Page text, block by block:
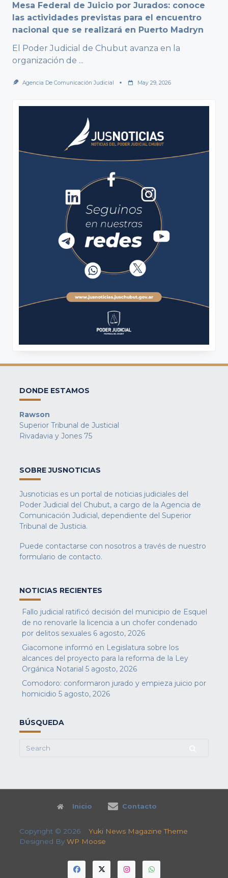
Mesa Federal de Juicio por Jurados: conoce
las actividades previstas para el encuentro
nacional que se realizará en Puerto Madryn
El Poder Judicial de Chubut avanza en la
organización de ...
Agencia De Comunicación Judicial May 29, 2026
DONDE ESTAMOS
Rawson
Superior Tribunal de Justicial
Rivadavia y Jones 75
SOBRE JUSNOTICIAS
Jusnoticias es un portal de noticias judiciales del
Poder Judicial del Chubut, a cargo de la Agencia de
Comunicación Judicial, dependiente del Superior
Tribunal de Justicia.
Puede contactarse con nosotros a través de nuestro
formulario de contacto.
NOTICIAS RECIENTES
Fallo judicial ratificó decisión del municipio de Esquel
de no renovarle la licencia a un chofer condenado
por delitos sexuales 6 agosto, 2026
Giacomone informó en Legislatura sobre los
alcances del proyecto para la reforma de la Ley
Orgánica Notarial 5 agosto, 2026
Comodoro: conformaron jurado y empieza juicio por
homicidio 5 agosto, 2026
BÚSQUEDA
Search
Inicio Contacto
Copyright © 2026 Yuki News Magazine Theme
Designed By WP Moose